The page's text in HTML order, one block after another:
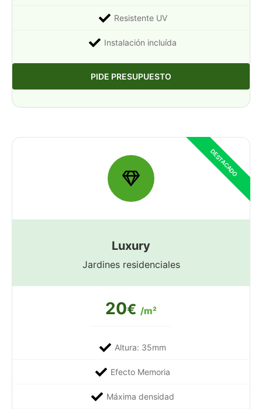
Resistente UV
Instalación incluída
PIDE PRESUPUESTO
Luxury
Jardines residenciales
20€ /m²
Altura: 35mm
Efecto Memoria
Máxima densidad